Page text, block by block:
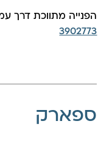
הפנייה מתווכת דרך
3902773
ספארק